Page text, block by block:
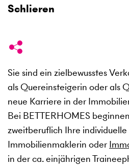
Schlieren
Sie sind ein zielbewusstes
als Quereinsteigerin oder als
neue Karriere in der
Bei BETTERHOMES
zweitberuflich Ihre
Immobilienmaklerin oder
in der ca. einjährigen